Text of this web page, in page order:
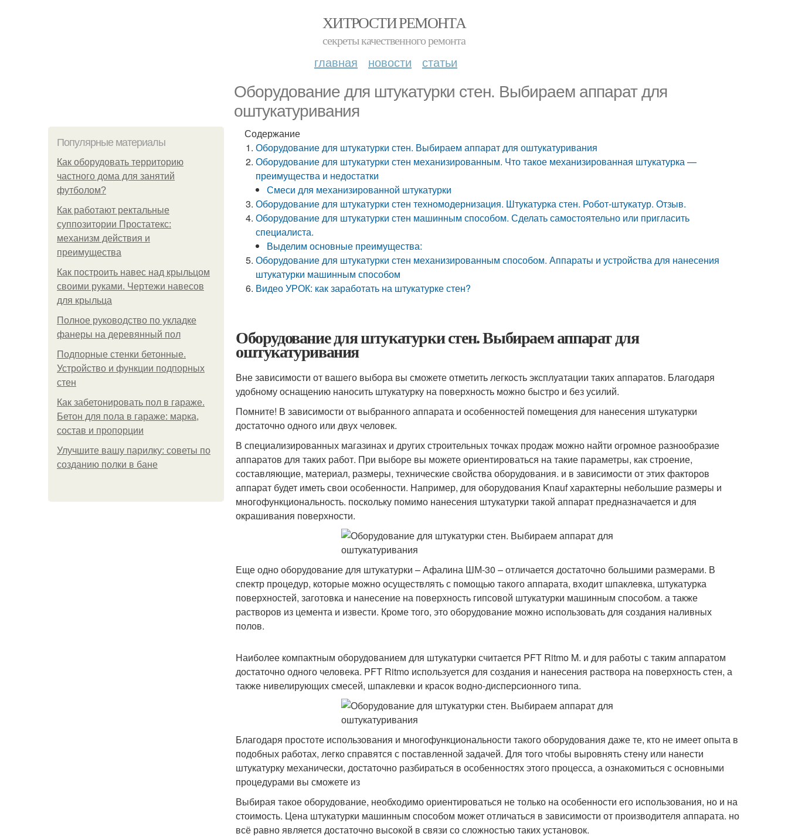
ХИТРОСТИ РЕМОНТА
секреты качественного ремонта
главная новости статьи
Оборудование для штукатурки стен. Выбираем аппарат для
оштукатуривания
Популярные материалы
Как оборудовать территорию
частного дома для занятий
футболом?
Как работают ректальные
суппозитории Простатекс:
механизм действия и
преимущества
Как построить навес над крыльцом
своими руками. Чертежи навесов
для крыльца
Полное руководство по укладке
фанеры на деревянный пол
Подпорные стенки бетонные.
Устройство и функции подпорных
стен
Как забетонировать пол в гараже.
Бетон для пола в гараже: марка,
состав и пропорции
Улучшите вашу парилку: советы по
созданию полки в бане
Содержание
Оборудование для штукатурки стен. Выбираем аппарат для оштукатуривания
Оборудование для штукатурки стен механизированным. Что такое механизированная штукатурка —
преимущества и недостатки
Смеси для механизированной штукатурки
Оборудование для штукатурки стен техномодернизация. Штукатурка стен. Робот-штукатур. Отзыв.
Оборудование для штукатурки стен машинным способом. Сделать самостоятельно или пригласить
специалиста.
Выделим основные преимущества:
Оборудование для штукатурки стен механизированным способом. Аппараты и устройства для нанесения
штукатурки машинным способом
Видео УРОК: как заработать на штукатурке стен?
Оборудование для штукатурки стен. Выбираем аппарат для
оштукатуривания
Вне зависимости от вашего выбора вы сможете отметить легкость эксплуатации таких аппаратов. Благодаря
удобному оснащению наносить штукатурку на поверхность можно быстро и без усилий.
Помните! В зависимости от выбранного аппарата и особенностей помещения для нанесения штукатурки
достаточно одного или двух человек.
В специализированных магазинах и других строительных точках продаж можно найти огромное разнообразие
аппаратов для таких работ. При выборе вы можете ориентироваться на такие параметры, как строение,
составляющие, материал, размеры, технические свойства оборудования. и в зависимости от этих факторов
аппарат будет иметь свои особенности. Например, для оборудования Knauf характерны небольшие размеры и
многофункциональность. поскольку помимо нанесения штукатурки такой аппарат предназначается и для
окрашивания поверхности.
Еще одно оборудование для штукатурки – Афалина ШМ-30 – отличается достаточно большими размерами. В
спектр процедур, которые можно осуществлять с помощью такого аппарата, входит шпаклевка, штукатурка
поверхностей, заготовка и нанесение на поверхность гипсовой штукатурки машинным способом. а также
растворов из цемента и извести. Кроме того, это оборудование можно использовать для создания наливных
полов.
Наиболее компактным оборудованием для штукатурки считается PFT Ritmo M. и для работы с таким аппаратом
достаточно одного человека. PFT Ritmo используется для создания и нанесения раствора на поверхность стен, а
также нивелирующих смесей, шпаклевки и красок водно-дисперсионного типа.
Благодаря простоте использования и многофункциональности такого оборудования даже те, кто не имеет опыта в
подобных работах, легко справятся с поставленной задачей. Для того чтобы выровнять стену или нанести
штукатурку механически, достаточно разбираться в особенностях этого процесса, а ознакомиться с основными
процедурами вы сможете из
Выбирая такое оборудование, необходимо ориентироваться не только на особенности его использования, но и на
стоимость. Цена штукатурки машинным способом может отличаться в зависимости от производителя аппарата. но
всё равно является достаточно высокой в связи со сложностью таких установок.